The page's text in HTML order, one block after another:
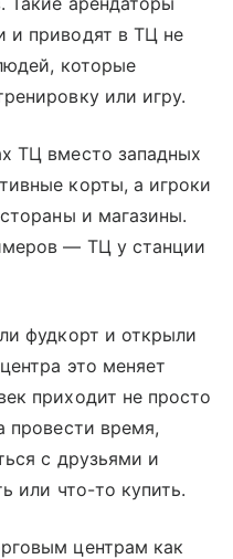
и приводят в ТЦ не
которые
или игру.
ТЦ вместо западных
корты, а игроки
и магазины.
— ТЦ у станции
фудкорт и открыли
это меняет
приходит не просто
провести время,
с друзьями и
или что-то купить.
центрам как